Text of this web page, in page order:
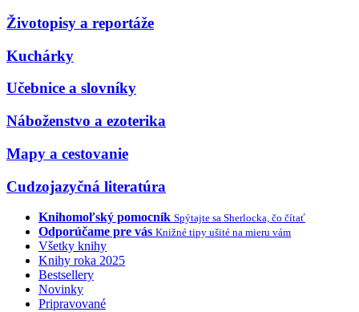
Životopisy a reportáže
Kuchárky
Učebnice a slovníky
Náboženstvo a ezoterika
Mapy a cestovanie
Cudzojazyčná literatúra
Knihomoľský pomocník Spýtajte sa Sherlocka, čo čítať
Odporúčame pre vás Knižné tipy ušité na mieru vám
Všetky knihy
Knihy roka 2025
Bestsellery
Novinky
Pripravované